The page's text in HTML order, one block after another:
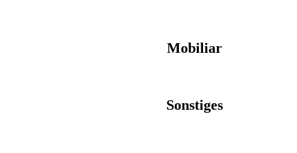
Mobiliar
Sonstiges